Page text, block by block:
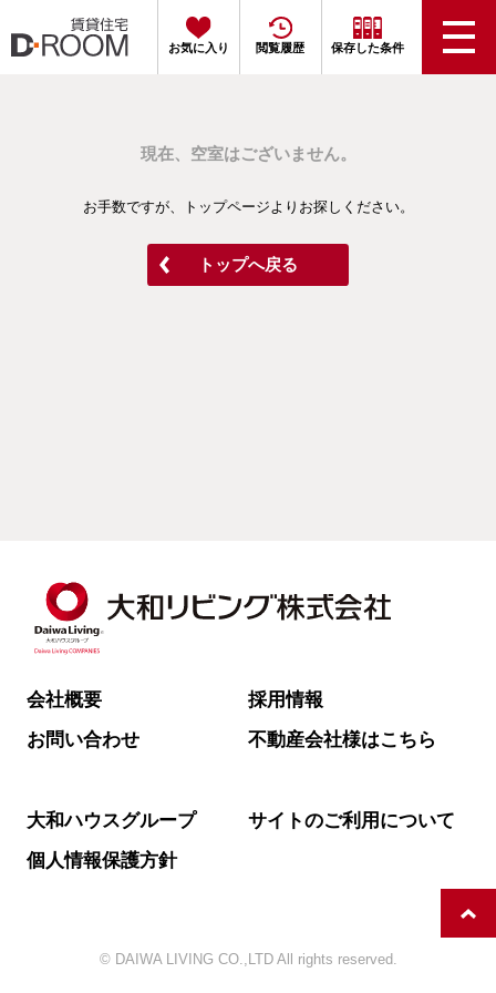
お気に入り 閲覧履歴 保存した条件
現在、空室はございません。
お手数ですが、トップページよりお探しください。
トップへ戻る
会社概要
採用情報
お問い合わせ
不動産会社様はこちら
大和ハウスグループ
サイトのご利用について
個人情報保護方針
© DAIWA LIVING CO.,LTD All rights reserved.